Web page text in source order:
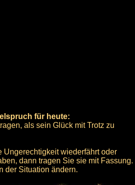
für heute:
als sein Glück mit Trotz zu
Ungerechtigkeit wiederfährt oder
dann tragen Sie sie mit Fassung.
der Situation ändern.